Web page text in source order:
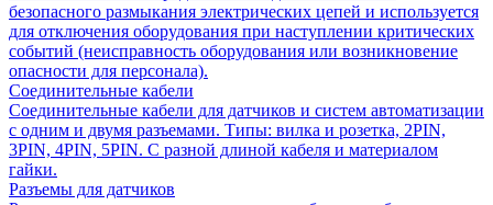
безопасного размыкания электрических цепей и используется
для отключения оборудования при наступлении критических
событий (неисправность оборудования или возникновение
опасности для персонала).
Соединительные кабели
Соединительные кабели для датчиков и систем автоматизации
с одним и двумя разъемами. Типы: вилка и розетка, 2PIN,
3PIN, 4PIN, 5PIN. С разной длиной кабеля и материалом
гайки.
Разъемы для датчиков